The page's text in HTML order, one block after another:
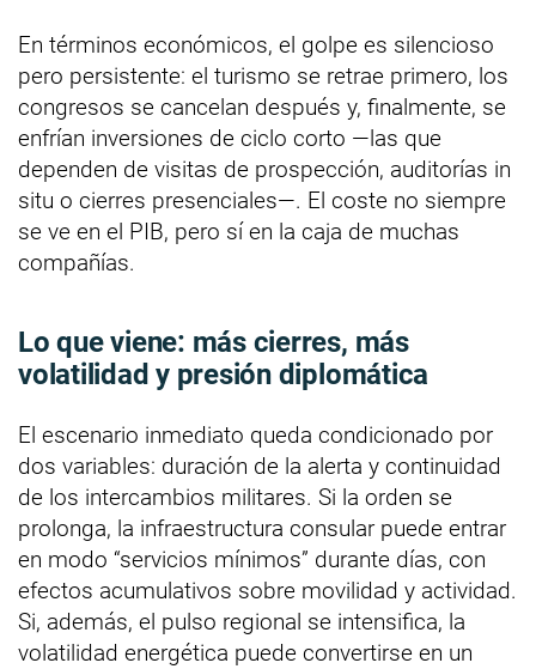
En términos económicos, el golpe es silencioso
pero persistente: el turismo se retrae primero, los
congresos se cancelan después y, finalmente, se
enfrían inversiones de ciclo corto —las que
dependen de visitas de prospección, auditorías in
situ o cierres presenciales—. El coste no siempre
se ve en el PIB, pero sí en la caja de muchas
compañías.
Lo que viene: más cierres, más
volatilidad y presión diplomática
El escenario inmediato queda condicionado por
dos variables: duración de la alerta y continuidad
de los intercambios militares. Si la orden se
prolonga, la infraestructura consular puede entrar
en modo “servicios mínimos” durante días, con
efectos acumulativos sobre movilidad y actividad.
Si, además, el pulso regional se intensifica, la
volatilidad energética puede convertirse en un